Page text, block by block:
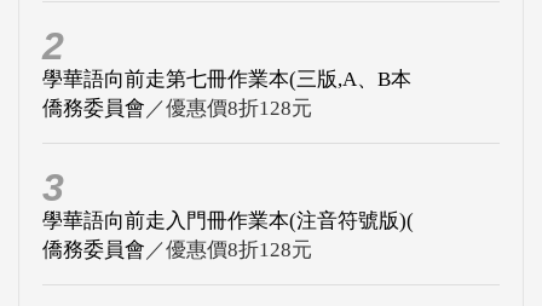
2
學華語向前走第七冊作業本(三版,A、B本
僑務委員會 ／優惠價8折128元
3
學華語向前走入門冊作業本(注音符號版)(
僑務委員會 ／優惠價8折128元